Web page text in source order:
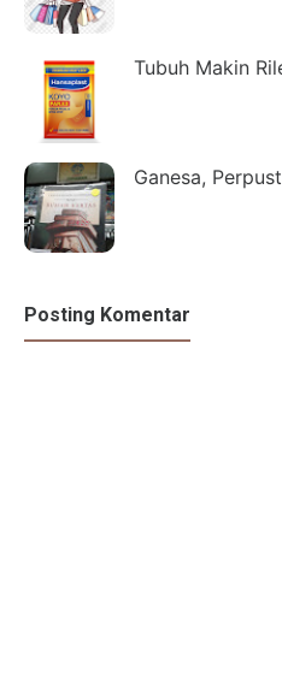
Tubuh Makin
Ganesa,
Posting Komentar